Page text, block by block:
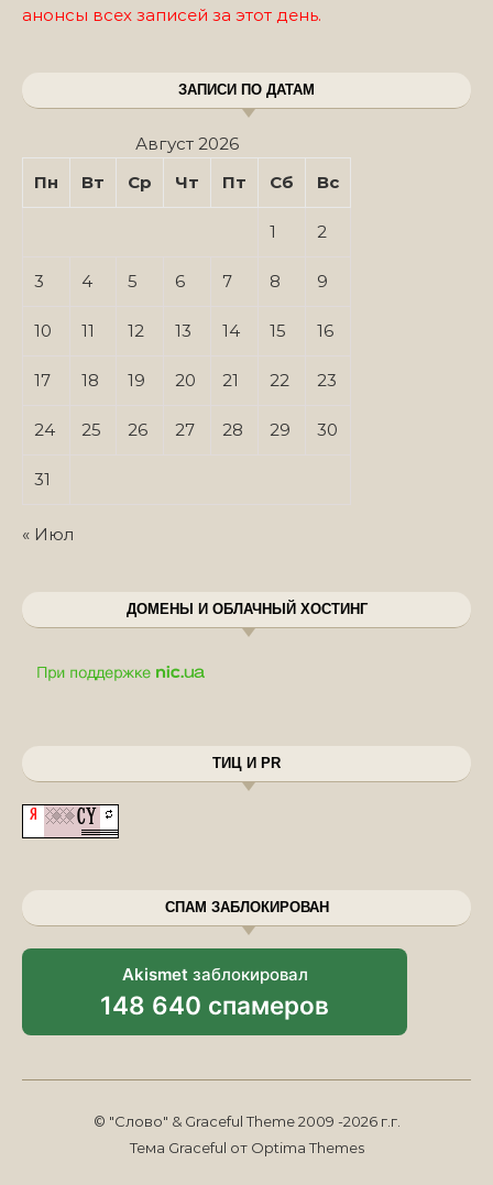
анонсы всех записей за этот день.
ЗАПИСИ ПО ДАТАМ
Август 2026
Пн
Вт Ср Чт Пт Сб Вс
1 2
3 4 5 6 7 8 9
10 11 12 13 14 15 16
17 18 19 20 21 22 23
24 25 26 27 28 29 30
31
« Июл
ДОМЕНЫ И ОБЛАЧНЫЙ ХОСТИНГ
ТИЦ И PR
СПАМ ЗАБЛОКИРОВАН
Akismet заблокировал
148 640 спамеров
© "Слово" & Graceful Theme 2009 -2026 г.г.
Тема Graceful от Optima Themes